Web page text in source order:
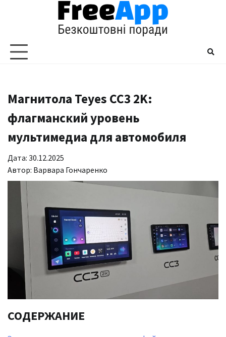
Магнитола Teyes CC3 2K:
флагманский уровень
мультимедиа для автомобиля
Дата: 30.12.2025
Автор: Варвара Гончаренко
СОДЕРЖАНИЕ